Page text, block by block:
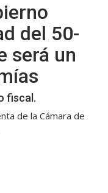
del 50-
será un
fiscal.
de la Cámara de